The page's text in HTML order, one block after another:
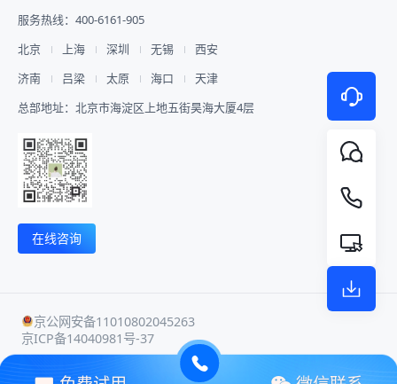
服务热线：400-6161-905
北京
上海 深圳 无锡
西安
济南
吕梁 太原 海口
天津
总部地址：北京市海淀区上地五街昊海大厦4层
在线咨询
京公网安备11010802045263
京ICP备14040981号-37